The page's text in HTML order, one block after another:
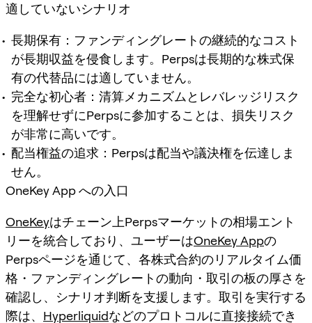
適していないシナリオ
長期保有：ファンディングレートの継続的なコスト
が長期収益を侵食します。Perpsは長期的な株式保
有の代替品には適していません。
完全な初心者：清算メカニズムとレバレッジリスク
を理解せずにPerpsに参加することは、損失リスク
が非常に高いです。
配当権益の追求：Perpsは配当や議決権を伝達しま
せん。
OneKey App への入口
OneKeyはチェーン上Perpsマーケットの相場エント
リーを統合しており、ユーザーはOneKey Appの
Perpsページを通じて、各株式合約のリアルタイム価
格・ファンディングレートの動向・取引の板の厚さを
確認し、シナリオ判断を支援します。取引を実行する
際は、 Hyperliquidなどのプロトコルに直接接続でき